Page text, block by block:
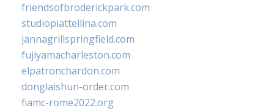
friendsofbroderickpark.com
studiopiattellina.com
jannagrillspringfield.com
fujiyamacharleston.com
elpatronchardon.com
donglaishun-order.com
fiamc-rome2022.org